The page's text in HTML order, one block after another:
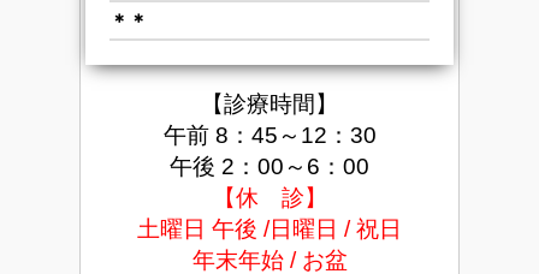
＊＊
【診療時間】
午前 8：45～12：30
午後 2：00～6：00
【休 診】
土曜日 午後 /日曜日 / 祝日
年末年始 / お盆